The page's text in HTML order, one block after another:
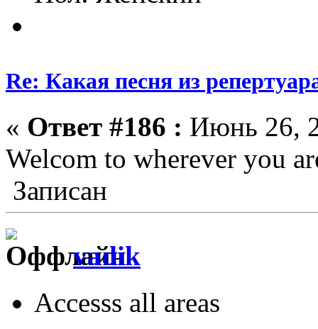
Re: Какая песня из
« Ответ #186 : Июнь 26,
Welcom to wherever you
Записан
vadik
Accesss all areas